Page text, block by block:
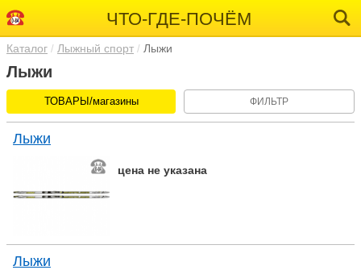
ЧТО-ГДЕ-ПОЧЁМ
Каталог Лыжный спорт Лыжи
Лыжи
ТОВАРЫ/магазины ФИЛЬТР
Лыжи
цена не указана
Лыжи